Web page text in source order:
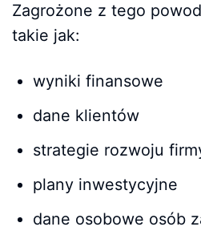
Zagrożone z tego
takie jak:
wyniki finansowe
dane klientów
strategie rozwoju
plany inwestycyjne
dane osobowe osób